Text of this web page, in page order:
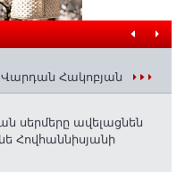
Հակոբյան
սերմերը ավելացնեն
Հովհաննիսյանի